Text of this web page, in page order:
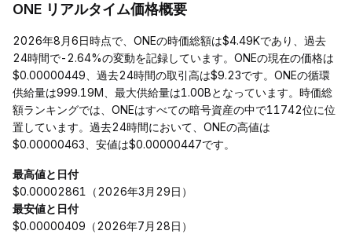
ONE リアルタイム価格概要
2026年8月6日時点で、ONEの時価総額は$4.49Kであり、過去
24時間で-2.64%の変動を記録しています。ONEの現在の価格は
$0.00000449、過去24時間の取引高は$9.23です。ONEの循環
供給量は999.19M、最大供給量は1.00Bとなっています。時価総
額ランキングでは、ONEはすべての暗号資産の中で11742位に位
置しています。過去24時間において、ONEの高値は
$0.00000463、安値は$0.00000447です。
最高値と日付
$0.00002861（2026年3月29日）
最安値と日付
$0.00000409（2026年7月28日）